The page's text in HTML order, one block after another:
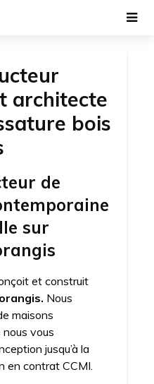
architecte
bois
de
sur
et construit
Nous
maisons
vous
jusqu’à la
en contrat CCMI.